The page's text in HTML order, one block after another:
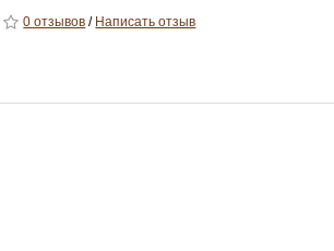
0 отзывов / Написать отзыв